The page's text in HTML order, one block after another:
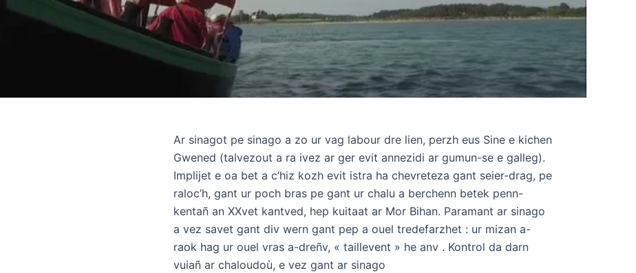
Ar sinagot pe sinago a zo ur vag labour dre lien, perzh eus Sine e kichen
Gwened (talvezout a ra ivez ar ger evit annezidi ar gumun-se e galleg).
Implijet e oa bet a c’hiz kozh evit istra ha chevreteza gant seier-drag, pe
raloc’h, gant ur poch bras pe gant ur chalu a berchenn betek penn-
kentañ an XXvet kantved, hep kuitaat ar Mor Bihan. Paramant ar sinago
a vez savet gant div wern gant pep a ouel tredefarzhet : ur mizan a-
raok hag ur ouel vras a-dreñv, « taillevent » he anv . Kontrol da darn
vuiañ ar chaloudoù, e vez gant ar sinago